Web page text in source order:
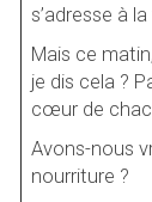
s’adresse à
Mais ce
je dis cela ?
cœur de
Avons-nous
nourriture ?